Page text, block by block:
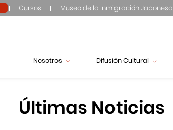
Cursos Museo de la Inmigración Japonesa
Nosotros Difusión Cultural
Últimas Noticias